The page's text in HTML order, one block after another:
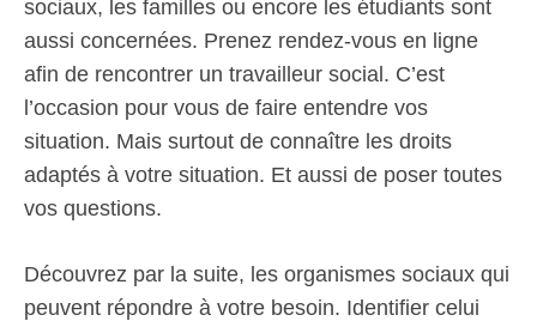
sociaux, les familles ou encore les étudiants sont
aussi concernées. Prenez rendez-vous en ligne
afin de rencontrer un travailleur social. C’est
l’occasion pour vous de faire entendre vos
situation. Mais surtout de connaître les droits
adaptés à votre situation. Et aussi de poser toutes
vos questions.
Découvrez par la suite, les organismes sociaux qui
peuvent répondre à votre besoin. Identifier celui